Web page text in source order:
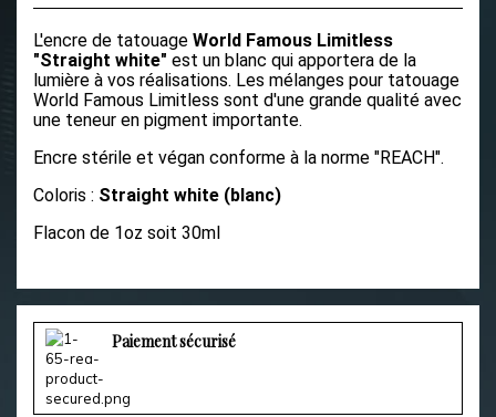
L'encre de tatouage World Famous Limitless
"Straight white" est un blanc qui apportera de la
lumière à vos réalisations. Les mélanges pour tatouage
World Famous Limitless sont d'une grande qualité avec
une teneur en pigment importante.
Encre stérile et végan conforme à la norme "REACH".
Coloris : Straight white (blanc)
Flacon de 1oz soit 30ml
Paiement sécurisé